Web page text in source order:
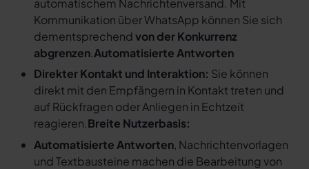
automatischem Nachrichtenversand. Mit
Kommunikation über WhatsApp können Sie sich
dementsprechendvon der Konkurrenz
abgrenzen.Automatisierte Antworten
Direkter Kontakt und Interaktion: Sie können
direkt mit den Empfängern in Kontakt treten und
auf Rückfragen oder Anliegen in Echtzeit
reagieren.Breite Nutzerbasis:
Automatisierte Antworten, Nachrichtenvorlagen
und Textbausteine machen die Bearbeitung von